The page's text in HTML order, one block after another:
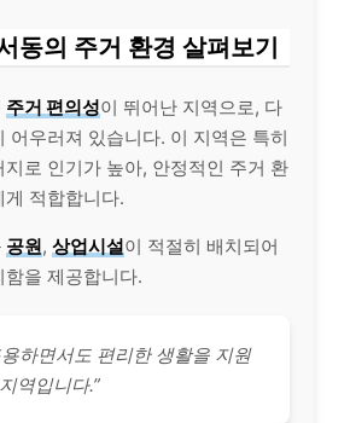
동의 주거 환경 살펴보기
주거 편의성이 뛰어난 지역으로, 다
어우러져 있습니다. 이 지역은 특히
로 인기가 높아, 안정적인 주거 환
적합합니다.
공원, 상업시설이 적절히 배치되어
을 제공합니다.
하면서도 편리한 생활을 지원
역입니다.”